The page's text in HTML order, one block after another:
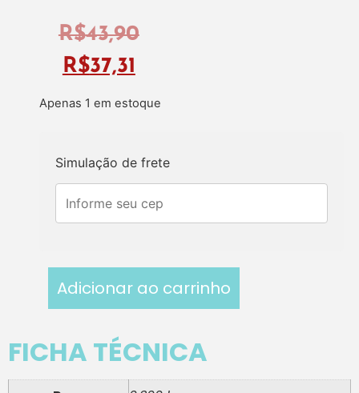
R$43,90
R$37,31
Apenas 1 em estoque
Simulação de frete
Adicionar ao carrinho
FICHA TÉCNICA